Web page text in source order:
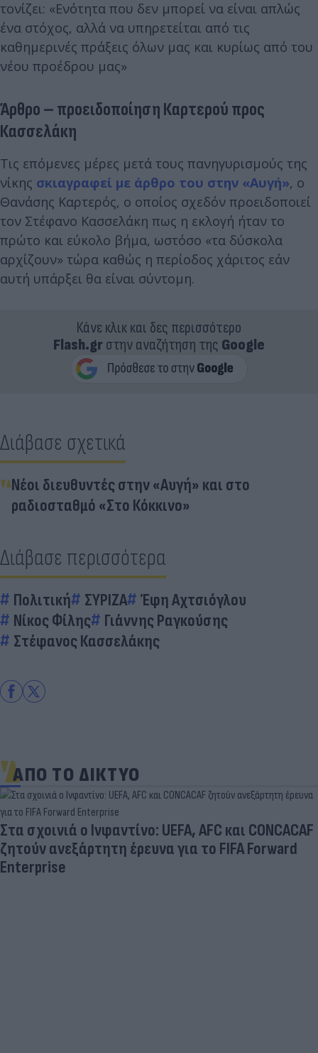
τονίζει: «Ενότητα που δεν μπορεί να είναι απλώς
ένα στόχος, αλλά να υπηρετείται από τις
καθημερινές πράξεις όλων μας και κυρίως από του
νέου προέδρου μας»
Άρθρο – προειδοποίηση Καρτερού προς
Κασσελάκη
Τις επόμενες μέρες μετά τους πανηγυρισμούς της
νίκης σκιαγραφεί με άρθρο του στην «Αυγή», ο
Θανάσης Καρτερός, ο οποίος σχεδόν προειδοποιεί
τον Στέφανο Κασσελάκη πως η εκλογή ήταν το
πρώτο και εύκολο βήμα, ωστόσο «τα δύσκολα
αρχίζουν» τώρα καθώς η περίοδος χάριτος εάν
αυτή υπάρξει θα είναι σύντομη.
Κάνε κλικ και δες περισσότερο
Flash.grστην αναζήτηση της Google
Διάβασε σχετικά
Νέοι διευθυντές στην «Αυγή» και στο
ραδιοσταθμό «Στο Κόκκινο»
Διάβασε περισσότερα
Πολιτική ΣΥΡΙΖΑ
Έφη Αχτσιόγλου
Νίκος Φίλης
Γιάννης Ραγκούσης
Στέφανος Κασσελάκης
ΑΠΟ ΤΟ ΔΙΚΤΥΟ
Στα σχοινιά ο Ινφαντίνο: UEFA, AFC και CONCACAF
ζητούν ανεξάρτητη έρευνα για το FIFA Forward
Enterprise